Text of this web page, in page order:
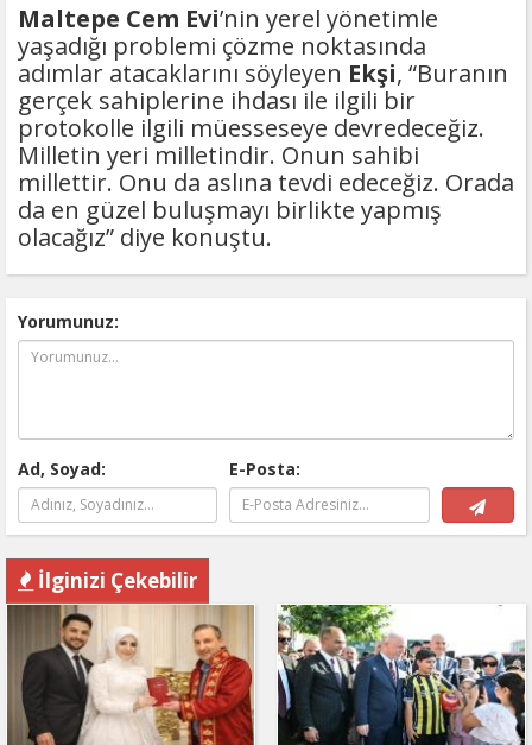
Maltepe Cem Evi’nin yerel yönetimle
yaşadığı problemi çözme noktasında
adımlar atacaklarını söyleyen Ekşi, “Buranın
gerçek sahiplerine ihdası ile ilgili bir
protokolle ilgili müesseseye devredeceğiz.
Milletin yeri milletindir. Onun sahibi
millettir. Onu da aslına tevdi edeceğiz. Orada
da en güzel buluşmayı birlikte yapmış
olacağız” diye konuştu.
Yorumunuz:
Ad, Soyad: E-Posta:
İlginizi Çekebilir